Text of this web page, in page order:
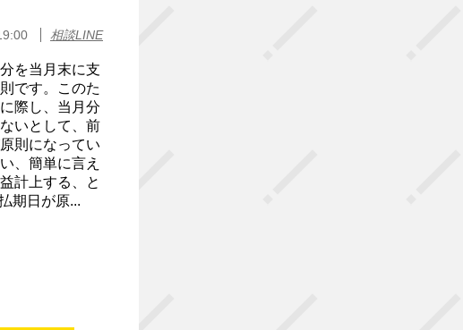
相談LINE
を当月末に支
です。このた
際し、当月分
いとして、前
則になってい
、簡単に言え
計上する、と
期日が原...